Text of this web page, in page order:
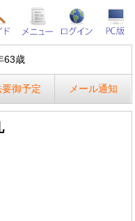
63歳
要御予定 メール通知